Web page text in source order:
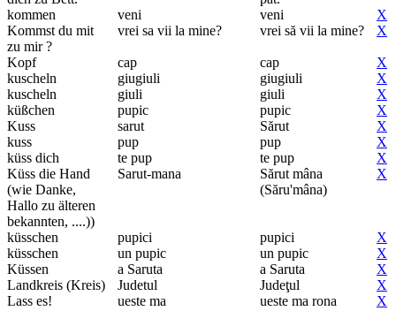
kommen veni veni
X
Kommst du mit
zu mir ?
vrei sa vii la mine? vrei să vii la mine? X
Kopf cap cap
X
kuscheln
giugiuli giugiuli
X
kuscheln
giuli giuli
X
küßchen
pupic pupic
X
Kuss
sarut Sărut
X
kuss
pup pup
X
küss dich
te pup te pup
X
Küss die Hand
(wie Danke,
Hallo zu älteren
bekannten, ....))
Sarut-mana
Sărut mâna
(Săru'mâna)
X
küsschen pupici pupici
X
küsschen
un pupic un pupic
X
Küssen
a Saruta a Saruta
X
Landkreis (Kreis)
Judetul Judeţul
X
Lass es!
ueste ma ueste ma rona
X